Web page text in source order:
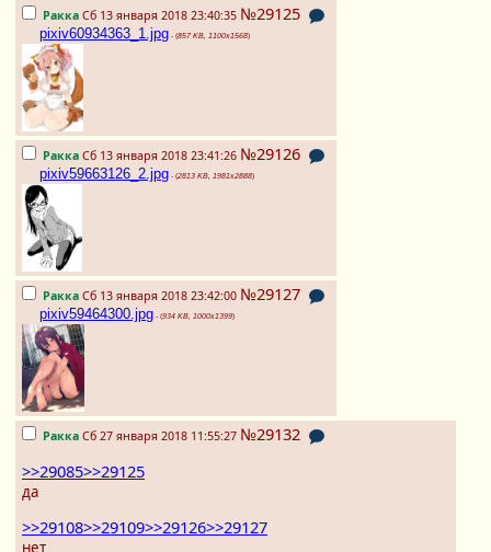
Ракка Сб 13 января 2018 23:40:35 №29125
pixiv60934363_1.jpg - (857 KB, 1100x1568)
Ракка Сб 13 января 2018 23:41:26 №29126
pixiv59663126_2.jpg - (2813 KB, 1981x2888)
Ракка Сб 13 января 2018 23:42:00 №29127
pixiv59464300.jpg - (934 KB, 1000x1399)
Ракка Сб 27 января 2018 11:55:27 №29132
>>29085>>29125
да
>>29108>>29109>>29126>>29127
нет